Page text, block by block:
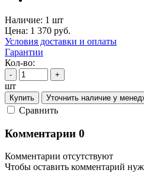
Наличие: 1 шт
Цена: 1 370 руб.
Условия доставки и оплаты
Гарантии
Кол-во:
- +
шт
Купить Уточнить наличие у
Cравнить
Комментарии 0
Комментарии отсутствуют
Чтобы оставить комментарий